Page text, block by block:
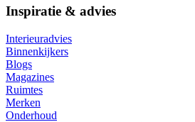
Inspiratie & advies
Interieuradvies
Binnenkijkers
Blogs
Magazines
Ruimtes
Merken
Onderhoud